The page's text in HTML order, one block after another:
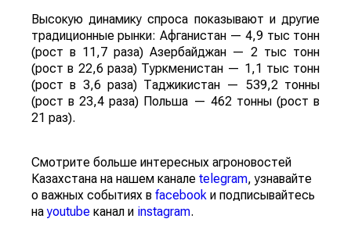
Высокую динамику спроса показывают и другие
традиционные рынки: Афганистан — 4,9 тыс тонн
(рост в 11,7 раза) Азербайджан — 2 тыс тонн
(рост в 22,6 раза) Туркменистан — 1,1 тыс тонн
(рост в 3,6 раза) Таджикистан — 539,2 тонны
(рост в 23,4 раза) Польша — 462 тонны (рост в
21 раз).
Смотрите больше интересных агроновостей
Казахстана на нашем канале telegram, узнавайте
о важных событиях в facebook и подписывайтесь
наyoutube канал и instagram.